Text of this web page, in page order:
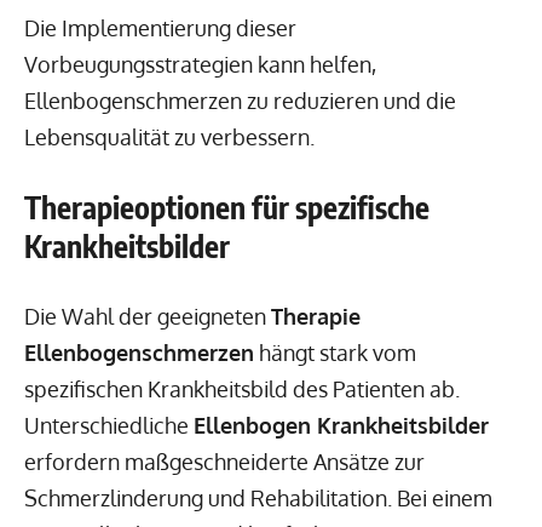
Die Implementierung dieser
Vorbeugungsstrategien kann helfen,
Ellenbogenschmerzen zu reduzieren und die
Lebensqualität zu verbessern.
Therapieoptionen für spezifische
Krankheitsbilder
Die Wahl der geeignetenTherapie
Ellenbogenschmerzen hängt stark vom
spezifischen Krankheitsbild des Patienten ab.
Unterschiedliche Ellenbogen Krankheitsbilder
erfordern maßgeschneiderte Ansätze zur
Schmerzlinderung und Rehabilitation. Bei einem